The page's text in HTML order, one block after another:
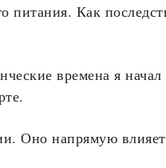
питания. Как
времена я
Оно напрямую